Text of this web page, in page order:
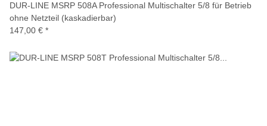
DUR-LINE MSRP 508A Professional Multischalter 5/8 für Betrieb
ohne Netzteil (kaskadierbar)
147,00 € *